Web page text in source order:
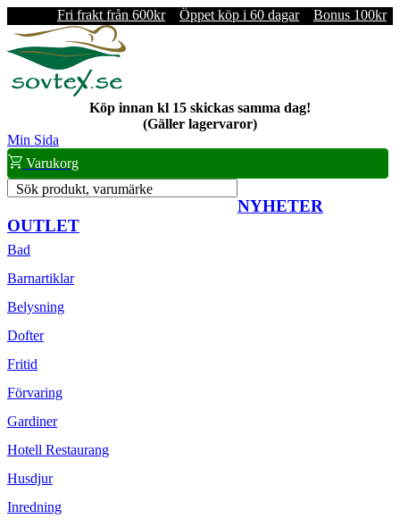
Fri frakt från 600kr Öppet köp i 60 dagar Bonus 100kr
Köp innan kl 15 skickas samma dag!
(Gäller lagervaror)
Min Sida
Varukorg
Sök produkt, varumärke
NYHETER
OUTLET
Bad
Barnartiklar
Belysning
Dofter
Fritid
Förvaring
Gardiner
Hotell Restaurang
Husdjur
Inredning